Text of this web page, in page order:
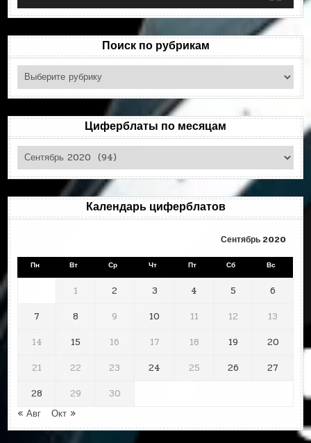
Поиск по рубрикам
Поиск
рубрикам
Циферблаты по месяцам
Циферблаты
месяцам
Календарь циферблатов
Сентябрь 2020
Пн Вт Ср Чт Пт Сб Вс
1 2 3 4 5
6
7
8 9 10 11 12
13
14
15 16 17 18 19
20
21
22 23 24 25 26
27
28
29
30
« Авг
Окт »